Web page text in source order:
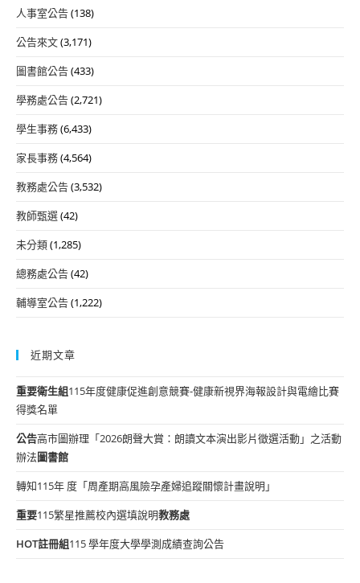
人事室公告(138)
公告來文(3,171)
圖書館公告(433)
學務處公告(2,721)
學生事務(6,433)
家長事務(4,564)
教務處公告(3,532)
教師甄選(42)
未分類(1,285)
總務處公告(42)
輔導室公告(1,222)
近期文章
重要衛生組115年度健康促進創意競賽-健康新視界海報設計與電繪比賽
得獎名單
公告高市圖辦理「2026朗聲大賞：朗讀文本演出影片徵選活動」之活動
辦法圖書館
轉知115年 度「周產期高風險孕產婦追蹤關懷計畫說明」
重要115繁星推薦校內選填說明教務處
HOT註冊組115 學年度大學學測成績查詢公告